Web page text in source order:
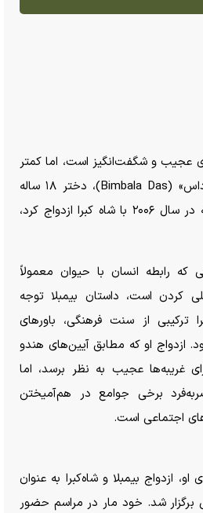
عجیب و شگفت‌انگیز است، اما کمتر
داستانی به اندازه «بیمبلا داس» (Bimbala Das)، دختر ۱۸ ساله
قبیله‌ای از اوریسای هند، که در سال ۲۰۰۶ با شاه کبرا ازدواج کرد،
که رابطه انسان با حیوان معمولاً
کردن است، داستان بیمبلا توجه
ترکیبی از سنت فرهنگی، باور‌های
او که مطابق آیین‌های هندو
غریبه‌ها عجیب به نظر برسد، اما
برخی جوامع در هم‌آمیختن
اجتماعی است.
او، ازدواج بیمبلا و شاه‌کبرا به عنوان
شد. خود مار در مراسم حضور